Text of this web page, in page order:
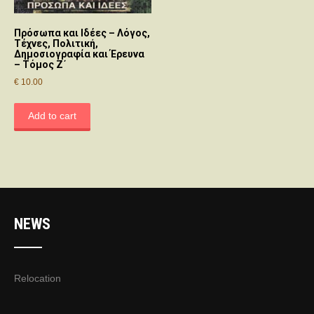
Πρόσωπα και Ιδέες – Λόγος,
Τέχνες, Πολιτική,
Δημοσιογραφία και Έρευνα
– Τόμος Ζ΄
€ 10.00
Add to cart
NEWS
Relocation